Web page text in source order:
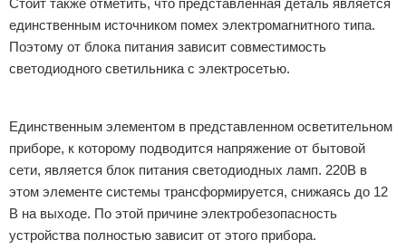
Стоит также отметить, что представленная деталь является
единственным источником помех электромагнитного типа.
Поэтому от блока питания зависит совместимость
светодиодного светильника с электросетью.
Единственным элементом в представленном осветительном
приборе, к которому подводится напряжение от бытовой
сети, является блок питания светодиодных ламп. 220В в
этом элементе системы трансформируется, снижаясь до 12
В на выходе. По этой причине электробезопасность
устройства полностью зависит от этого прибора.